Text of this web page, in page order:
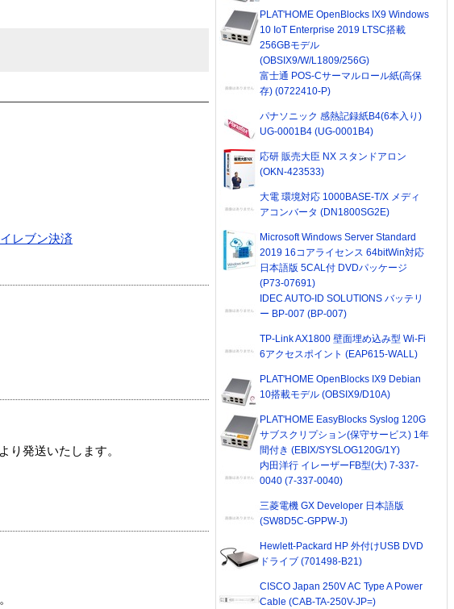
レブン決済
り発送いたします。
PLAT'HOME OpenBlocks IX9 Windows
10 IoT Enterprise 2019 LTSC搭載
256GBモデル
(OBSIX9/W/L1809/256G)
富士通 POS-Cサーマルロール紙(高保
存) (0722410-P)
パナソニック 感熱記録紙B4(6本入り)
UG-0001B4 (UG-0001B4)
応研 販売大臣 NX スタンドアロン
(OKN-423533)
大電 環境対応 1000BASE-T/X メディ
アコンバータ (DN1800SG2E)
Microsoft Windows Server Standard
2019 16コアライセンス 64bitWin対応
日本語版 5CAL付 DVDパッケージ
(P73-07691)
IDEC AUTO-ID SOLUTIONS バッテリ
ー BP-007 (BP-007)
TP-Link AX1800 壁面埋め込み型 Wi-Fi
6アクセスポイント (EAP615-WALL)
PLAT'HOME OpenBlocks IX9 Debian
10搭載モデル (OBSIX9/D10A)
PLAT'HOME EasyBlocks Syslog 120G
サブスクリプション(保守サービス) 1年
間付き (EBIX/SYSLOG120G/1Y)
内田洋行 イレーザーFB型(大) 7-337-
0040 (7-337-0040)
三菱電機 GX Developer 日本語版
(SW8D5C-GPPW-J)
Hewlett-Packard HP 外付けUSB DVD
ドライブ (701498-B21)
CISCO Japan 250V AC Type A Power
Cable (CAB-TA-250V-JP=)